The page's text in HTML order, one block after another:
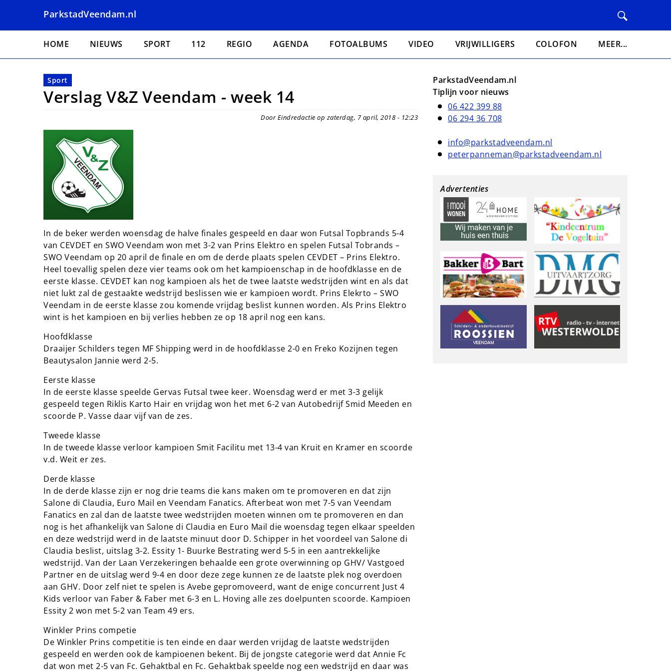
naar
ParkstadVeendam.nl
Hoofdnavigatie
HOME NIEUWS SPORT 112 REGIO AGENDA FOTOALBUMS VIDEO VRIJWILLIGERS COLOFON MEER...
Sport
Verslag V&Z Veendam - week 14
Door Eindredactie op zaterdag, 7 april, 2018 - 12:23
In de beker werden woensdag de halve finales gespeeld en daar won Futsal Topbrands 5-4
van CEVDET en SWO Veendam won met 3-2 van Prins Elektro en spelen Futsal Tobrands –
SWO Veendam op 20 april de finale en om de derde plaats spelen CEVDET – Prins Elektro.
Heel toevallig spelen deze vier teams ook om het kampioenschap in de hoofdklasse en de
eerste klasse. CEVDET kan nog kampioen als het de twee laatste wedstrijden wint en als dat
niet lukt zal de gestaakte wedstrijd beslissen wie er kampioen wordt. Prins Elekrto – SWO
Veendam in de eerste klasse zou komende vrijdag beslist kunnen worden. Als Prins Elektro
wint is het kampioen en bij verlies hebben ze op 18 april nog een kans.
Hoofdklasse
Draaijer Schilders tegen MF Shipping werd in de hoofdklasse 2-0 en Freko Kozijnen tegen
Beautysalon Jannie werd 2-5.
Eerste klasse
In de eerste klasse speelde Gervas Futsal twee keer. Woensdag werd er met 3-3 gelijk
gespeeld tegen Riklis Karto Hair en vrijdag won het met 6-2 van Autobedrijf Smid Meeden en
scoorde P. Vasse daar vijf van de zes.
Tweede klasse
In de tweede klasse verloor kampioen Smit Facilitu met 13-4 van Kruit en Kramer en scoorde
v.d. Weit er zes.
Derde klasse
In de derde klasse zijn er nog drie teams die kans maken om te promoveren en dat zijn
Salone di Claudia, Euro Mail en Veendam Fanatics. Afterbeat won met 7-5 van Veendam
Fanatics en zal dan de laatste twee wedstrijden moeten winnen om te promoveren en dan
nog is het afhankelijk van Salone di Claudia en Euro Mail die woensdag tegen elkaar speelden
en deze wedstrijd werd in de laatste minuut door D. Schipper in het voordeel van Salone di
Claudia beslist, uitslag 3-2. Essity 1- Buurke Bestrating werd 5-5 in een aantrekkelijke
wedstrijd. Van der Laan Verzekeringen behaalde een grote overwinning op GHV/ Vastgoed
Partner en de uitslag werd 9-4 en door deze zege kunnen ze de laatste plek nog overdoen
aan GHV. Door zelf niet te spelen is Avebe gepromoveerd, want de enige concurrent Just 4
Kids verloor van Faber & Faber met 6-3 en L. Hoving alle zes doelpunten scoorde. Kampioen
Essity 2 won met 5-2 van Team 49 ers.
Winkler Prins competie
De Winkler Prins competitie is ten einde en daar werden vrijdag de laatste wedstrijden
gespeeld en werden ook de kampioenen bekent. Bij de jongste categorie werd dat Annie Fc
dat won met 2-5 van Fc. Gehaktbal en Fc. Gehaktbak speelde nog een wedstrijd en daar was
ParkstadVeendam.nl
Tiplijn voor nieuws
06 422 399 88
06 294 36 708
info@parkstadveendam.nl
peterpanneman@parkstadveendam.nl
Advertenties